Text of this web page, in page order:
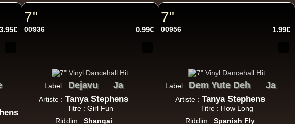
Slimmah Sound
7"
00936 0.99€
Label : Dejavu Ja
Artiste :Tanya Stephens
Titre : Girl Fun
Riddim : Shangai
7"
00956 1.99€
Label : Dem Yute Deh Ja
Artiste :Tanya Stephens
Titre : How Long
Riddim :Spanish Fly